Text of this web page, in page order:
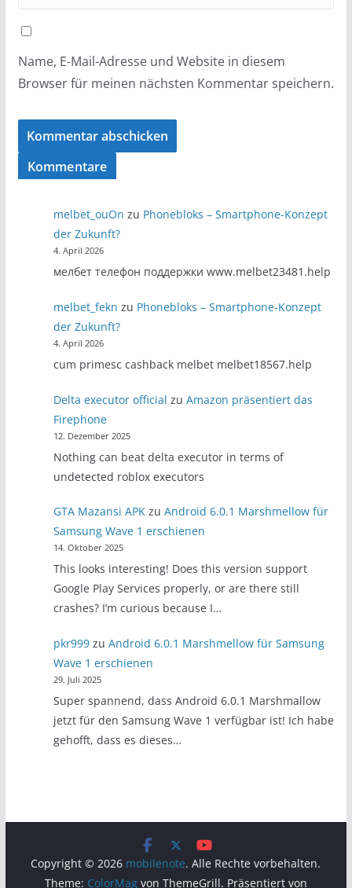
Name, E-Mail-Adresse und Website in diesem
Browser für meinen nächsten Kommentar speichern.
Kommentare
melbet_ouOn zu Phonebloks – Smartphone-Konzept
der Zukunft?
4. April 2026
мелбет телефон поддержки www.melbet23481.help
melbet_fekn zu Phonebloks – Smartphone-Konzept
der Zukunft?
4. April 2026
cum primesc cashback melbet melbet18567.help
Delta executor official zuAmazon präsentiert das
Firephone
12. Dezember 2025
Nothing can beat delta executor in terms of
undetected roblox executors
GTA Mazansi APK zuAndroid 6.0.1 Marshmellow für
Samsung Wave 1 erschienen
14. Oktober 2025
This looks interesting! Does this version support
Google Play Services properly, or are there still
crashes? I’m curious because I…
pkr999 zuAndroid 6.0.1 Marshmellow für Samsung
Wave 1 erschienen
29. Juli 2025
Super spannend, dass Android 6.0.1 Marshmallow
jetzt für den Samsung Wave 1 verfügbar ist! Ich habe
gehofft, dass es dieses…
Copyright © 2026 mobilenote. Alle Rechte vorbehalten.
Theme: ColorMagvon ThemeGrill. Präsentiert von